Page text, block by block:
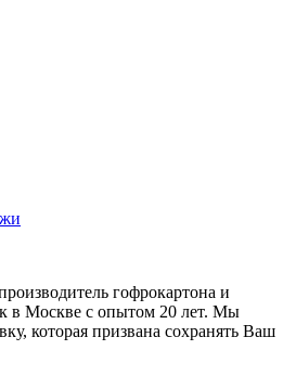
гофрокартона и
в Москве с опытом 20 лет. Мы
которая призвана сохранять Ваш